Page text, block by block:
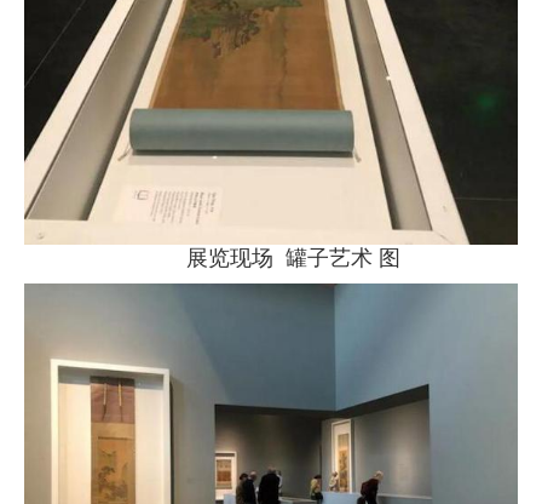
展览现场 罐子艺术 图